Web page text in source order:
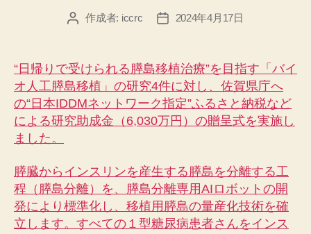
投 作成者: iccrc
投
2024年4月17日
“日帰りで受けられる膵島移植治療”を目指す「バイ
オ人工膵島移植」の研究4件に対し、佐賀県庁へ
の“日本IDDMネットワーク指定”ふるさと納税など
による研究助成金（6,030万円）の贈呈式を実施し
ました。
膵臓からインスリンを産生する膵島を分離する工
程（膵島分離）を、膵島分離専用AIロボットの開
発により標準化し、移植用膵島の量産化技術を確
立します。すべての１型糖尿病患者さんをインス